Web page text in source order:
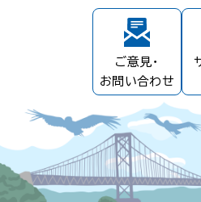
ご意見・
お問い合わせ